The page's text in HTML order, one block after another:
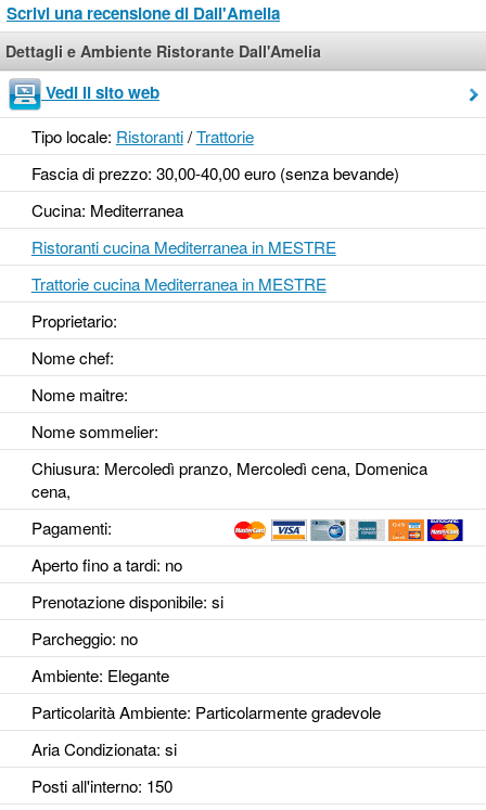
Scrivi una recensione di Dall'Amelia
Dettagli e Ambiente Ristorante Dall'Amelia
Vedi il sito web
Tipo locale: Ristoranti/Trattorie
Fascia di prezzo: 30,00-40,00 euro (senza bevande)
Cucina: Mediterranea
Ristoranti cucina Mediterranea in MESTRE
Trattorie cucina Mediterranea in MESTRE
Proprietario:
Nome chef:
Nome maitre:
Nome sommelier:
Chiusura: Mercoledì pranzo, Mercoledì cena, Domenica
cena,
Pagamenti:
Aperto fino a tardi: no
Prenotazione disponibile: si
Parcheggio: no
Ambiente: Elegante
Particolarità Ambiente: Particolarmente gradevole
Aria Condizionata: si
Posti all'interno: 150